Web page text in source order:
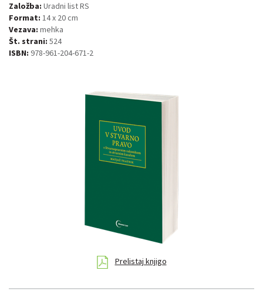
Založba: Uradni list RS
Format: 14 x 20 cm
Vezava: mehka
Št. strani: 524
ISBN: 978-961-204-671-2
Prelistaj knjigo